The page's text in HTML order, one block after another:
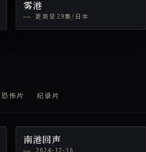
雾港
更新至29集/日本
恐怖片 纪录片
南港回声
2024-12-16